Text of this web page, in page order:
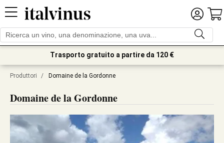
Trasporto gratuito a partire da 120 €
Produttori / Domaine de la Gordonne
Domaine de la Gordonne